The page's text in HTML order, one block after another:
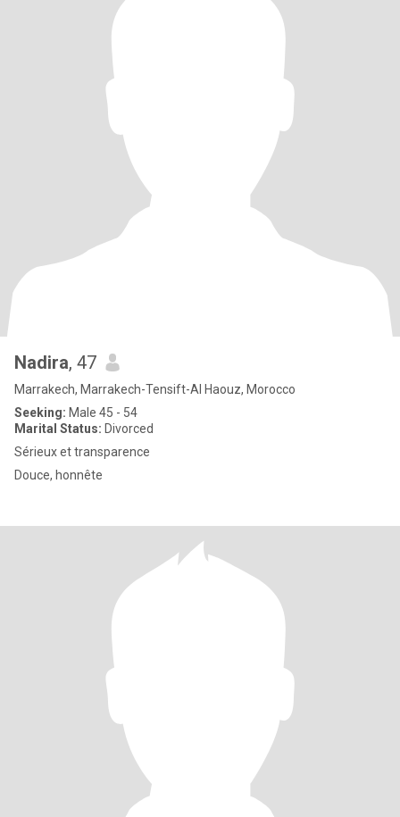
Nadira, 47
Marrakech, Marrakech-Tensift-Al Haouz, Morocco
Seeking: Male 45 - 54
Marital Status: Divorced
Sérieux et transparence
Douce, honnête